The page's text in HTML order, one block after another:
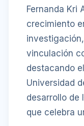
Fernanda Kri
crecimiento
vinculación
destacando
Universidad
desarrollo de
que celebra